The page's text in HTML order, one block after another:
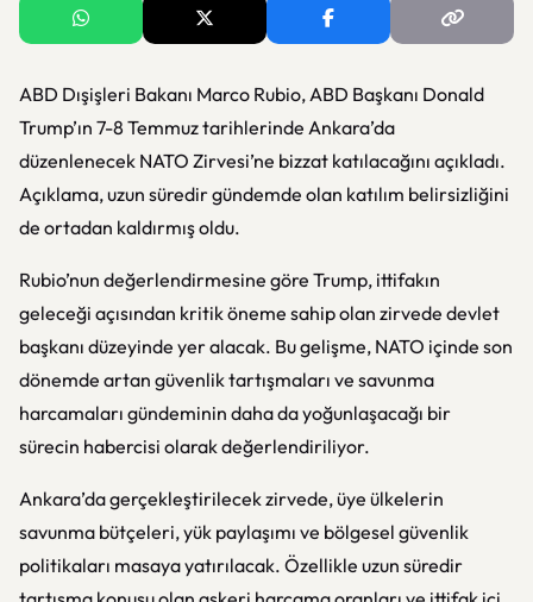
ABD Dışişleri Bakanı Marco Rubio, ABD Başkanı Donald
Trump’ın 7-8 Temmuz tarihlerinde Ankara’da
düzenlenecek NATO Zirvesi’ne bizzat katılacağını açıkladı.
Açıklama, uzun süredir gündemde olan katılım belirsizliğini
de ortadan kaldırmış oldu.
Rubio’nun değerlendirmesine göre Trump, ittifakın
geleceği açısından kritik öneme sahip olan zirvede devlet
başkanı düzeyinde yer alacak. Bu gelişme, NATO içinde son
dönemde artan güvenlik tartışmaları ve savunma
harcamaları gündeminin daha da yoğunlaşacağı bir
sürecin habercisi olarak değerlendiriliyor.
Ankara’da gerçekleştirilecek zirvede, üye ülkelerin
savunma bütçeleri, yük paylaşımı ve bölgesel güvenlik
politikaları masaya yatırılacak. Özellikle uzun süredir